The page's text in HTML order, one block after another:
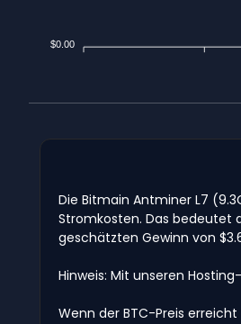
$0.00
Die Bitmain Antminer L7
Stromkosten. Das bedeutet
geschätzten Gewinn von
Hinweis: Mit unseren
Wenn der BTC-Preis